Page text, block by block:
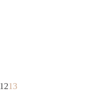
1213